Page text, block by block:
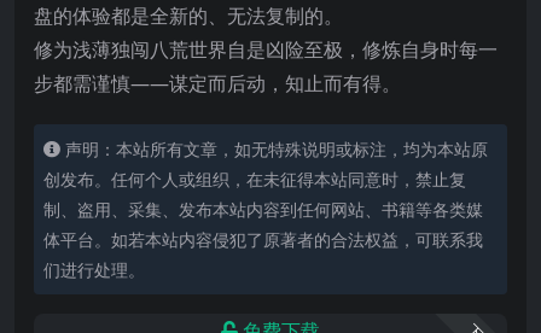
盘的体验都是全新的、无法复制的。
修为浅薄独闯八荒世界自是凶险至极，修炼自身时每一
步都需谨慎——谋定而后动，知止而有得。
声明：本站所有文章，如无特殊说明或标注，均为本站原
创发布。任何个人或组织，在未征得本站同意时，禁止复
制、盗用、采集、发布本站内容到任何网站、书籍等各类媒
体平台。如若本站内容侵犯了原著者的合法权益，可联系我
们进行处理。